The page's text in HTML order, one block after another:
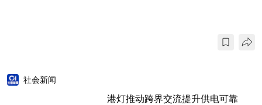
社会新闻
港灯推动跨界交流提升供电可靠